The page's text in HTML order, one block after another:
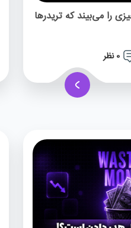
را می‌بیند که تریدرها
0 نظر